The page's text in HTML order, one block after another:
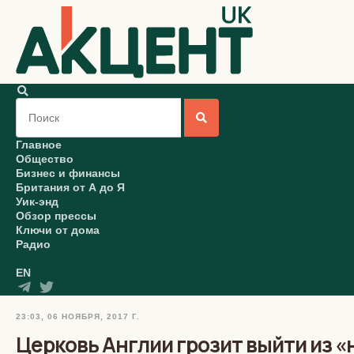
Главное
Общество
Бизнес и финансы
Британия от А до Я
Уик-энд
Обзор прессы
Ключи от дома
Радио
EN
23:03, 06 НОЯБРЯ, 2017 Г.
Церковь Англии грозит выйти из